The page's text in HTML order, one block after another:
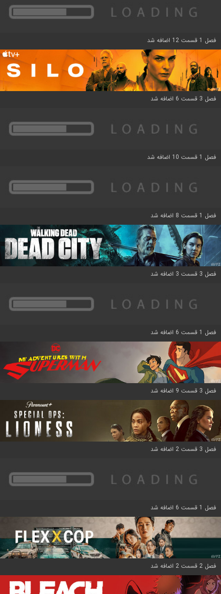
فصل 1 قسمت 12 اضافه شد
فصل 3 قسمت 6 اضافه شد
فصل 1 قسمت 10 اضافه شد
فصل 1 قسمت 8 اضافه شد
فصل 3 قسمت 3 اضافه شد
فصل 1 قسمت 6 اضافه شد
فصل 3 قسمت 9 اضافه شد
فصل 3 قسمت 2 اضافه شد
فصل 1 قسمت 6 اضافه شد
فصل 2 قسمت 2 اضافه شد